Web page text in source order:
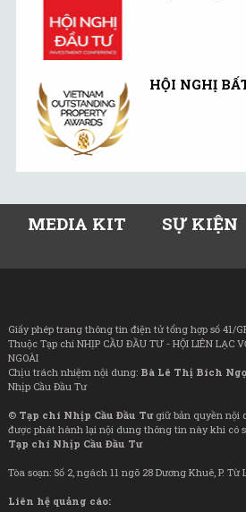
HỘI NGHỊ
MEDIA KIT SỰ KIỆN
Giấy phép trang thông tin điện tử tổng hợp số 41/
Thuộc Tạp chí NHỊP CẦU ĐẦU TƯ - HỘI LIÊN LẠC
NGOÀI
Chịu trách nhiệm nội dung: Bà Lê Thị Bích
Nhịp Cầu Đầu Tư
© Tạp chí Nhịp Cầu Đầu Tưgiữ bản quyền nội
được phát hành lại nội dung thông tin này khi có
Tạp chí Nhịp Cầu Đầu Tư
Tòa soạn: Số 2, ngách 11 ngõ 28 Dương Khuê, P. Từ
Liên hệ quảng cáo: